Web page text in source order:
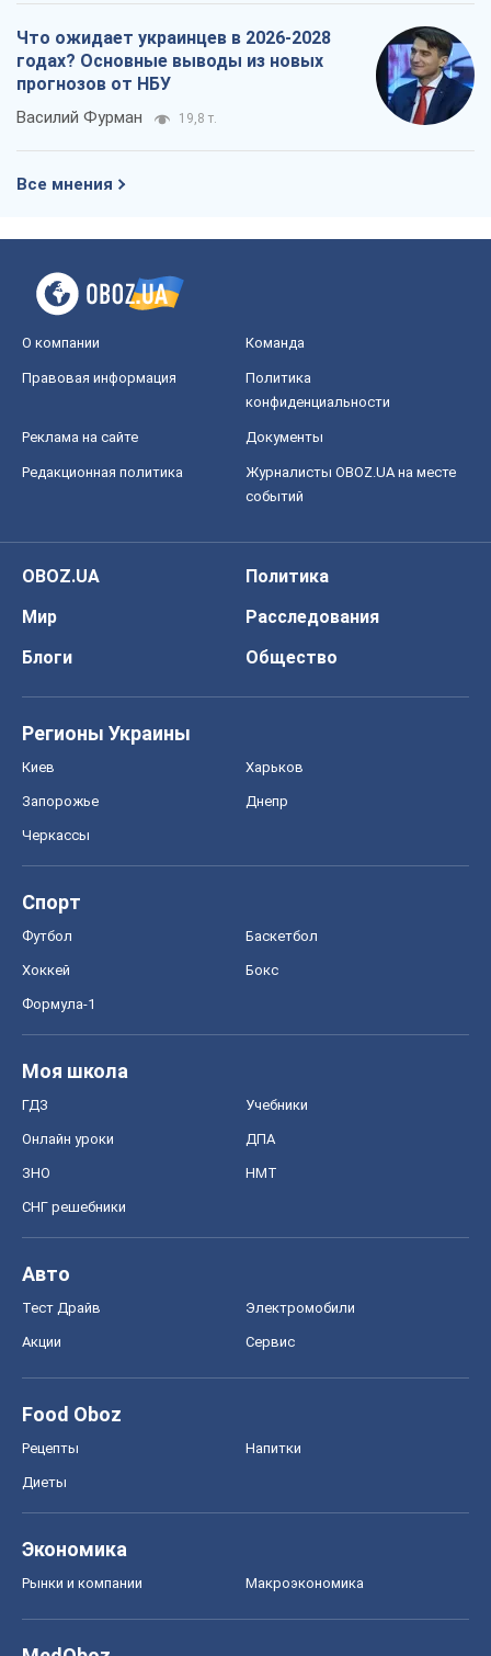
Что ожидает украинцев в 2026-2028
годах? Основные выводы из новых
прогнозов от НБУ
Василий Фурман 19,8 т.
Все мнения
О компании Команда
Правовая информация
Политика
конфиденциальности
Реклама на сайте Документы
Редакционная политика
Журналисты OBOZ.UA на месте
событий
OBOZ.UA
Политика
Мир
Расследования
Блоги
Общество
Регионы Украины
Киев Харьков
Запорожье Днепр
Черкассы
Спорт
Футбол Баскетбол
Хоккей Бокс
Формула-1
Моя школа
ГДЗ Учебники
Онлайн уроки ДПА
ЗНО НМТ
СНГ решебники
Авто
Тест Драйв Электромобили
Акции Сервис
Food Oboz
Рецепты Напитки
Диеты
Экономика
Рынки и компании Mакроэкономика